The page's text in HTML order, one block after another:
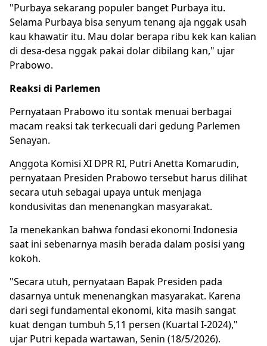
"Purbaya sekarang populer banget Purbaya itu.
Selama Purbaya bisa senyum tenang aja nggak usah
kau khawatir itu. Mau dolar berapa ribu kek kan kalian
di desa-desa nggak pakai dolar dibilang kan," ujar
Prabowo.
Reaksi di Parlemen
Pernyataan Prabowo itu sontak menuai berbagai
macam reaksi tak terkecuali dari gedung Parlemen
Senayan.
Anggota Komisi XI DPR RI, Putri Anetta Komarudin,
pernyataan Presiden Prabowo tersebut harus dilihat
secara utuh sebagai upaya untuk menjaga
kondusivitas dan menenangkan masyarakat.
Ia menekankan bahwa fondasi ekonomi Indonesia
saat ini sebenarnya masih berada dalam posisi yang
kokoh.
"Secara utuh, pernyataan Bapak Presiden pada
dasarnya untuk menenangkan masyarakat. Karena
dari segi fundamental ekonomi, kita masih sangat
kuat dengan tumbuh 5,11 persen (Kuartal I-2024),"
ujar Putri kepada wartawan, Senin (18/5/2026).